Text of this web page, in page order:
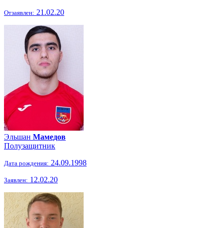
Отзаявлен: 21.02.20
Эльшан Мамедов
Полузащитник
Дата рождения: 24.09.1998
Заявлен: 12.02.20